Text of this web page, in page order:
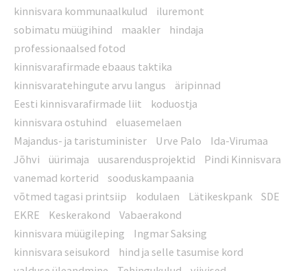
kinnisvara kommunaalkulud
iluremont
sobimatu müügihind
maakler
hindaja
professionaalsed fotod
kinnisvarafirmade ebaaus taktika
kinnisvaratehingute arvu langus
äripinnad
Eesti kinnisvarafirmade liit
koduostja
kinnisvara ostuhind
eluasemelaen
Majandus- ja taristuminister
Urve Palo
Ida-Virumaa
Jõhvi
üürimaja uusarendusprojektid
Pindi Kinnisvara
vanemad korterid
sooduskampaania
võtmed tagasi printsiip
kodulaen Lätikeskpank
SDE
EKRE
Keskerakond
Vabaerakond
kinnisvara müügileping
Ingmar Saksing
kinnisvara seisukord
hind ja selle tasumise kord